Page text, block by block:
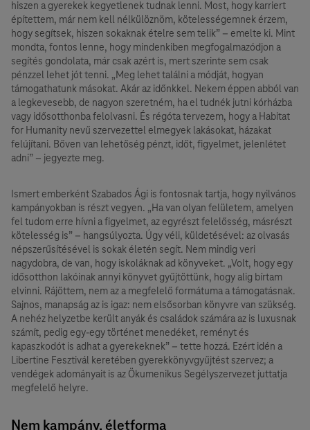
hiszen a gyerekek kegyetlenek tudnak lenni. Most, hogy karriert
építettem, már nem kell nélkülöznöm, kötelességemnek érzem,
hogy segítsek, hiszen sokaknak ételre sem telik” – emelte ki. Mint
mondta, fontos lenne, hogy mindenkiben megfogalmazódjon a
segítés gondolata, már csak azért is, mert szerinte sem csak
pénzzel lehet jót tenni. „Meg lehet találni a módját, hogyan
támogathatunk másokat. Akár az időnkkel. Nekem éppen abból van
a legkevesebb, de nagyon szeretném, ha el tudnék jutni kórházba
vagy idősotthonba felolvasni. És régóta tervezem, hogy a Habitat
for Humanity nevű szervezettel elmegyek lakásokat, házakat
felújítani. Bőven van lehetőség pénzt, időt, figyelmet, jelenlétet
adni” – jegyezte meg.
Ismert emberként Szabados Ági is fontosnak tartja, hogy nyilvános
kampányokban is részt vegyen. „Ha van olyan felületem, amelyen
fel tudom erre hívni a figyelmet, az egyrészt felelősség, másrészt
kötelesség is” – hangsúlyozta. Úgy véli, küldetésével: az olvasás
népszerűsítésével is sokak életén segít. Nem mindig veri
nagydobra, de van, hogy iskoláknak ad könyveket. „Volt, hogy egy
idősotthon lakóinak annyi könyvet gyűjtöttünk, hogy alig bírtam
elvinni. Rájöttem, nem az a megfelelő formátuma a támogatásnak.
Sajnos, manapság az is igaz: nem elsősorban könyvre van szükség.
A nehéz helyzetbe került anyák és családok számára az is luxusnak
számít, pedig egy-egy történet menedéket, reményt és
kapaszkodót is adhat a gyerekeknek” – tette hozzá. Ezért idén a
Libertine Fesztivál keretében gyerekkönyvgyűjtést szervez; a
vendégek adományait is az Ökumenikus Segélyszervezet juttatja
megfelelő helyre.
Nem kampány, életforma